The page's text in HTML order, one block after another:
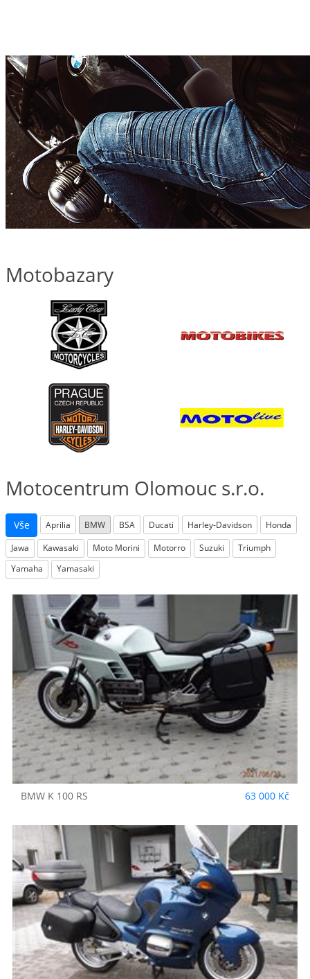
Motobazary
Motocentrum Olomouc s.r.o.
Vše Aprilia BMW BSA Ducati Harley-Davidson
Honda
Jawa
Kawasaki Moto Morini Motorro Suzuki
Triumph
Yamaha
Yamasaki
BMW K 100 RS 63 000 Kč